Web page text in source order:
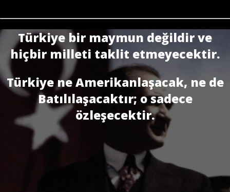
Türkiye bir maymun değildir ve
hiçbir milleti taklit etmeyecektir.
Türkiye ne Amerikanlaşacak, ne de
Batılılaşacaktır; o sadece
özleşecektir.